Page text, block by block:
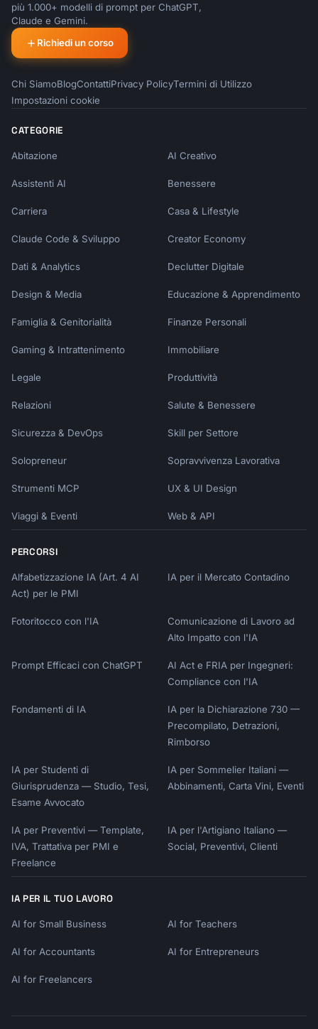
  needs: test
deploy-production:
```
resource "google_cloud_run_service" "app" {
  location = "us-central1"
  template {
      containers {
        image = "gcr.io/project/app:latest"
    }
}
## Monitoring & Logging
```yaml
console.log(JSON.stringify({
  message: 'Request processed',
  latencyMs: duration,
```
When you describe your deployment needs, I'll
help design the infrastructure.
più 1.000+ modelli di prompt per ChatGPT,
Claude e Gemini.
Richiedi un corso
Chi SiamoBlogContattiPrivacy PolicyTermini di Utilizzo
Impostazioni cookie
CATEGORIE
Abitazione AI Creativo
Assistenti AI Benessere
Carriera Casa & Lifestyle
Claude Code & Sviluppo Creator Economy
Dati & Analytics Declutter Digitale
Design & Media Educazione & Apprendimento
Famiglia & Genitorialità Finanze Personali
Gaming & Intrattenimento Immobiliare
Legale Produttività
Relazioni Salute & Benessere
Sicurezza & DevOps Skill per Settore
Solopreneur Sopravvivenza Lavorativa
Strumenti MCP UX & UI Design
Viaggi & Eventi Web & API
PERCORSI
Alfabetizzazione IA (Art. 4 AI
Act) per le PMI
IA per il Mercato Contadino
Fotoritocco con l'IA
Comunicazione di Lavoro ad
Alto Impatto con l'IA
Prompt Efficaci con ChatGPT
AI Act e FRIA per Ingegneri:
Compliance con l'IA
Fondamenti di IA
IA per la Dichiarazione 730 —
Precompilato, Detrazioni,
Rimborso
IA per Studenti di
Giurisprudenza — Studio, Tesi,
Esame Avvocato
IA per Sommelier Italiani —
Abbinamenti, Carta Vini, Eventi
IA per Preventivi — Template,
IVA, Trattativa per PMI e
Freelance
IA per l'Artigiano Italiano —
Social, Preventivi, Clienti
IA PER IL TUO LAVORO
AI for Small Business AI for Teachers
AI for Accountants AI for Entrepreneurs
AI for Freelancers